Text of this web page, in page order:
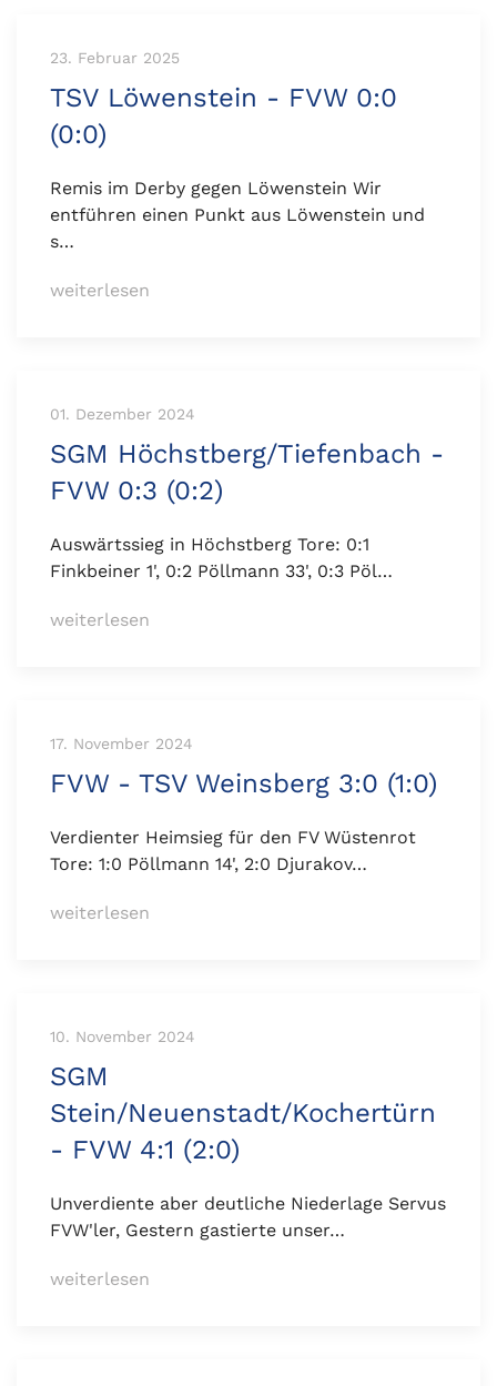
23. Februar 2025
TSV Löwenstein - FVW 0:0
(0:0)
Remis im Derby gegen Löwenstein Wir
entführen einen Punkt aus Löwenstein und
s…
weiterlesen
01. Dezember 2024
SGM Höchstberg/Tiefenbach -
FVW 0:3 (0:2)
Auswärtssieg in Höchstberg Tore: 0:1
Finkbeiner 1', 0:2 Pöllmann 33', 0:3 Pöl…
weiterlesen
17. November 2024
FVW - TSV Weinsberg 3:0 (1:0)
Verdienter Heimsieg für den FV Wüstenrot
Tore: 1:0 Pöllmann 14', 2:0 Djurakov…
weiterlesen
10. November 2024
SGM
Stein/Neuenstadt/Kochertürn
- FVW 4:1 (2:0)
Unverdiente aber deutliche Niederlage Servus
FVW'ler, Gestern gastierte unser…
weiterlesen